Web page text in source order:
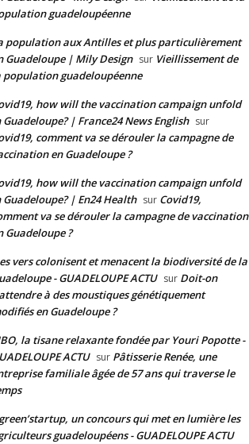
guadeloupéenne
population aux Antilles et plus particulièrement
Guadeloupe | Mily Design sur Vieillissement de
population guadeloupéenne
how will the vaccination campaign unfold
Guadeloupe? | France24 News English sur
comment va se dérouler la campagne de
en Guadeloupe ?
how will the vaccination campaign unfold
Guadeloupe? | En24 Health sur Covid19,
va se dérouler la campagne de vaccination
Guadeloupe ?
vers colonisent et menacent la biodiversité de la
- GUADELOUPE ACTU sur Doit-on
à des moustiques génétiquement
en Guadeloupe ?
la tisane relaxante fondée par Youri Popotte -
ACTU sur Pâtisserie Renée, une
familiale âgée de 57 ans qui traverse le
un concours qui met en lumière les
guadeloupéens - GUADELOUPE ACTU